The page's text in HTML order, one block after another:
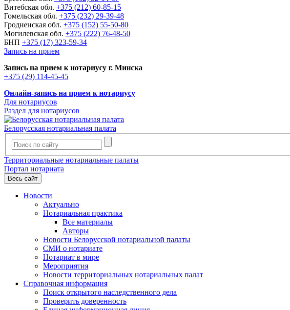
Витебская обл. +375 (212) 60-85-15
Гомельская обл. +375 (232) 29-39-48
Гродненская обл. +375 (152) 55-50-80
Могилевская обл. +375 (222) 76-48-50
БНП +375 (17) 323-59-34
Запись на прием
Запись на прием к нотариусу г. Минска
+375 (29) 114-45-45
Онлайн-запись на прием к нотариусу
Для нотариусов
Раздел для нотариусов
Белорусская нотариальная палата
Территориальные нотариальные палаты
Портал нотариата
Весь сайт
Новости
Актуально
Нотариальная практика
Все материалы
Авторы
Новости Белорусской нотариальной палаты
СМИ о нотариате
Нотариат в мире
Мероприятия
Новости территориальных нотариальных палат
Справочная информация
Поиск открытого наследственного дела
Проверить доверенность